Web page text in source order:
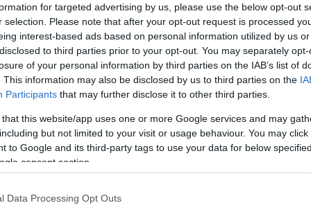
for targeted advertising by us, please use the below opt-out
selection. Please note that after your opt-out request is processed
interest-based ads based on personal information utilized by us
to third parties prior to your opt-out. You may separately
of your personal information by third parties on the IAB’s list of
This information may also be disclosed by us to third parties on the
Participants that may further disclose it to other third parties.
that this website/app uses one or more Google services and may
but not limited to your visit or usage behaviour. You may
to Google and its third-party tags to use your data for below
consent section.
Data Processing Opt Outs
της στρατιωτικής εμπλοκής με το Ιράν
στο σπίτι για τρία χρόνια, λόγω... covid
της 3ήμερης εκεχειρίας
Lykavitos.gr στο Google News
όλες τις ειδήσεις